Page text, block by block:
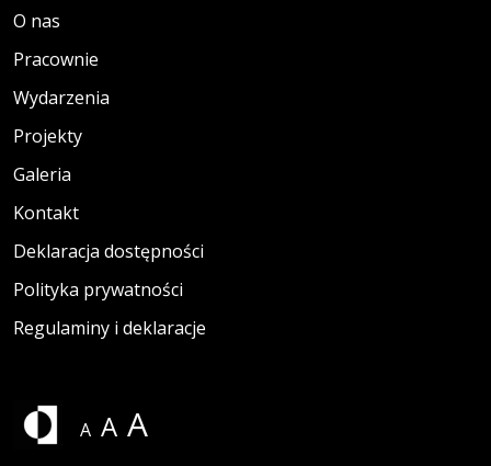
O nas
Pracownie
Wydarzenia
Projekty
Galeria
Kontakt
Deklaracja dostępności
Polityka prywatności
Regulaminy i deklaracje
A A A